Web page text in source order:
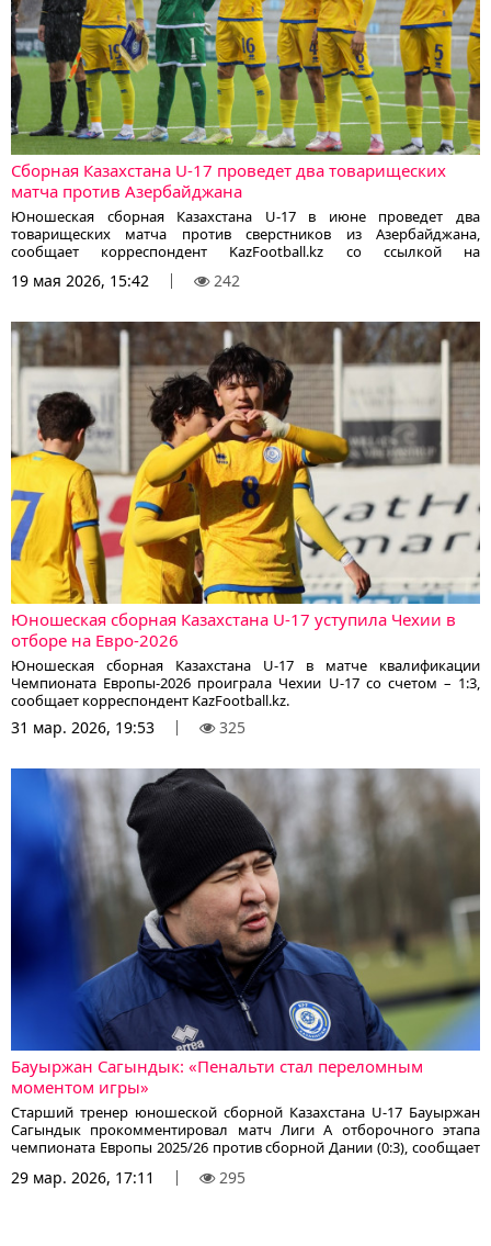
Сборная Казахстана U-17 проведет два товарищеских
матча против Азербайджана
Юношеская сборная Казахстана U-17 в июне проведет два
товарищеских матча против сверстников из Азербайджана,
сообщает корреспондент KazFootball.kz со ссылкой на
официальный сайт КФФ.
19 мая 2026, 15:42 242
Юношеская сборная Казахстана U-17 уступила Чехии в
отборе на Евро-2026
Юношеская сборная Казахстана U-17 в матче квалификации
Чемпионата Европы-2026 проиграла Чехии U-17 со счетом – 1:3,
сообщает корреспондент KazFootball.kz.
31 мар. 2026, 19:53 325
Бауыржан Сагындык: «Пенальти стал переломным
моментом игры»
Старший тренер юношеской сборной Казахстана U-17 Бауыржан
Сагындык прокомментировал матч Лиги A отборочного этапа
чемпионата Европы 2025/26 против сборной Дании (0:3), сообщает
КФФ.
29 мар. 2026, 17:11 295